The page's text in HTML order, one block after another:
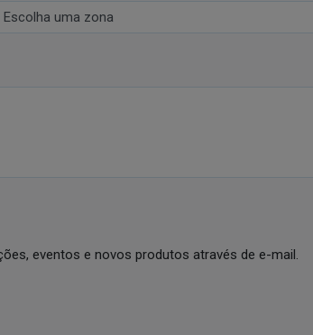
eventos e novos produtos através de e-mail.